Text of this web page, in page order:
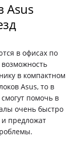
Asus
в офисах по
в компактном
Asus, то в
помочь в
очень быстро
предложат